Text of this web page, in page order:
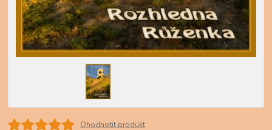
Ohodnotit produkt